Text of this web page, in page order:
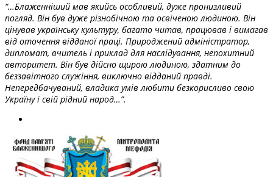
“…Блаженніший мав якийсь особливий, дуже пронизливий
погляд. Він був дуже різнобічною та освіченою людиною. Він
цінував українську культуру, багато читав, працював і вимагав
від оточення відданої праці. Природжений адміністратор,
дипломат, вчитель і приклад для наслідування, непохитний
авторитет. Він був дійсно щирою людиною, здатним до
беззавітного служіння, виключно відданий правді.
Непередбачуваний, владика умів любити безкорисливо свою
Україну і свій рідний народ…”.